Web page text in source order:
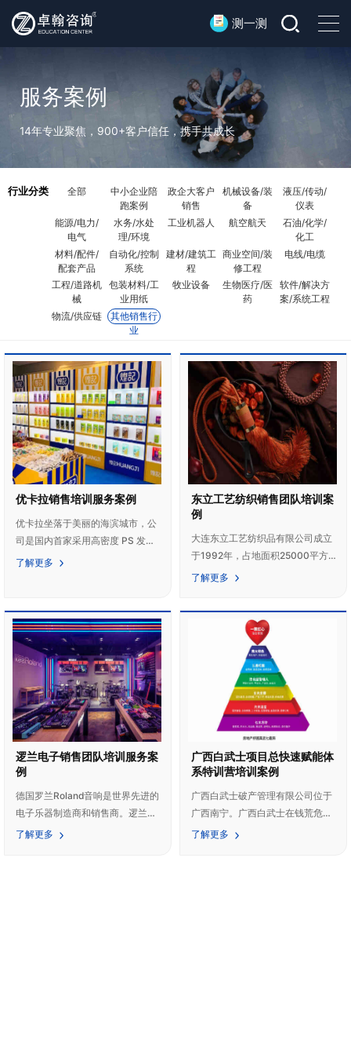
测一测
服务案例
14年专业聚焦，900+客户信任，携手共成长
行业分类 全部
中小企业陪
跑案例
政企大客户
销售
机械设备/装
备
液压/传动/
仪表
能源/电力/
电气
水务/水处
理/环境
工业机器人 航空航天
石油/化学/
化工
材料/配件/
配套产品
自动化/控制
系统
建材/建筑工
程
商业空间/装
修工程
电线/电缆
工程/道路机
械
包装材料/工
业用纸
牧业设备
生物医疗/医
药
软件/解决方
案/系统工程
物流/供应链
其他销售行
业
优卡拉销售培训服务案例
优卡拉坐落于美丽的海滨城市，公
司是国内首家采用高密度 PS 发泡
板材质设计、生产便携式展览展示
念，倍加关注为用户提供高品质的
售前、售中、售后技术培训和服
务。
了解更多
东立工艺纺织销售团队培训案
例
大连东立工艺纺织品有限公司成立
于1992年，占地面积25000平方
米，员工近千人，年销售额逾亿
要生产花边、大穗、绑带等产品，
远销至国内外25个国家和地区。作
为世界花边行业的知名品牌，“东
立”在2010-2011年度更被中国纺
织工业协会评选为“中国家用纺织品
行业竞争力十强企业”。
了解更多
逻兰电子销售团队培训服务案
例
德国罗兰Roland音响是世界先进的
电子乐器制造商和销售商。逻兰
Rloand产品范围涵盖键盘和合成
了解更多
广西白武士项目总快速赋能体
系特训营培训案例
广西白武士破产管理有限公司位于
广西南宁。广西白武士在钱荒危机
和经济下行的大背景下应运而生，
了解更多